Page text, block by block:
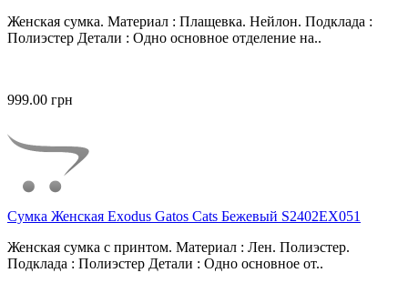
Женская сумка. Материал : Плащевка. Нейлон. Подклада :
Полиэстер Детали : Одно основное отделение на..
999.00 грн
Сумка Женская Exodus Gatos Cats Бежевый S2402EX051
Женская сумка с принтом. Материал : Лен. Полиэстер.
Подклада : Полиэстер Детали : Одно основное от..